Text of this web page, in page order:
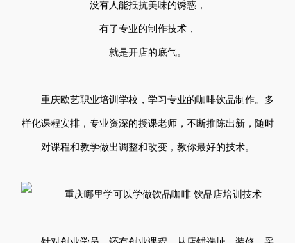
没有人能抵抗美味的诱惑，
有了专业的制作技术，
就是开店的底气。
重庆欧艺职业培训学校，学习专业的咖啡饮品制作。多
样化课程安排，专业资深的授课老师，不断推陈出新，随时
对课程和教学做出调整和改变，教你最好的技术。